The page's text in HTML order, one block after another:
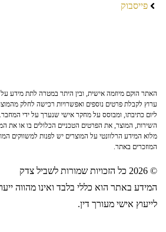
פייסבוק
האתר הוקם מיוזמה אישית, ובין היתר במטרה לתת מידע
ערוץ לקבלת פרטים נוספים ואפשרויות רכישה לחלק
ליום כתיבתו, ומבוסס על מחקר אישי שנערך על ידי
השירות, המוצר, את הפרטים הטכניים הכלולים בו או את
מלוא המידע הרלוונטי על המוצרים יש לפנות למשווקים
המוזכרים באתר.
© 2026 כל הזכויות שמורות לשביל צדק
המידע באתר הוא כללי בלבד ואינו מהווה
לייעוץ אישי מעורך דין.